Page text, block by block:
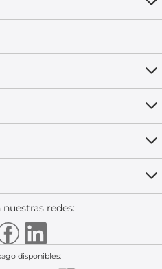
redes:
disponibles: